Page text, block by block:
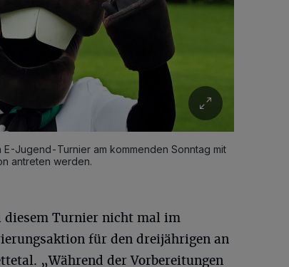
Jugend-Turnier am kommenden Sonntag mit
antreten werden.
diesem Turnier nicht mal im
für den dreijährigen an
„Während der Vorbereitungen